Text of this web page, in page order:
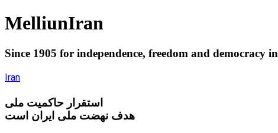
MelliunIran
Since 1905 for independence, freedom and democracy in
Iran
استقرار حاکميت ملی
هدف نهضت ملی ایران است